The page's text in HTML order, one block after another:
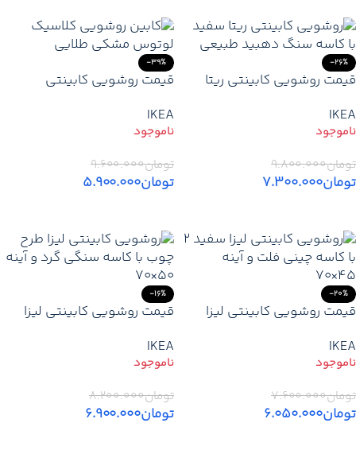
-26%
قیمت روشویی کابینتی ریتا
سنگ دهبید
IKEA
تومان۹.۸۰۰.۰۰۰
تومان۷.۳۰۰.۰۰۰
-39%
قیمت روشویی کابینتی
سنگ نجف آباد
IKEA
تومان۹.۶۰۰.۰۰۰
تومان۵.۹۰۰.۰۰۰
-20%
قیمت روشویی کابینتی لیزا
اقتصادی و مینیمال
IKEA
تومان۷.۶۰۰.۰۰۰
تومان۶.۰۵۰.۰۰۰
-16%
قیمت روشویی کابینتی لیزا
امکان انتخاب ابعاد / قیمت
IKEA
تومان۸.۲۰۰.۰۰۰
تومان۶.۹۰۰.۰۰۰